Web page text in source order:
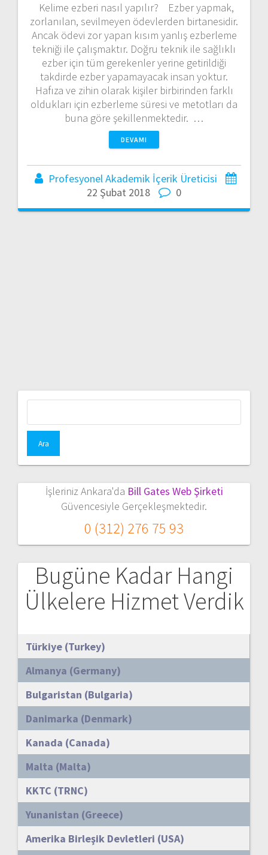
Kelime ezberi nasıl yapılır? Ezber yapmak,
zorlanılan, sevilmeyen ödevlerden birtanesidir.
Ancak ödevi zor yapan kısım yanlış ezberleme
tekniği ile çalışmaktır. Doğru teknik ile sağlıklı
ezber için tüm gerekenler yerine getirildiği
takdirde ezber yapamayacak insan yoktur.
Hafıza ve zihin olarak kişiler birbirinden farklı
oldukları için ezberleme süresi ve metotları da
buna göre şekillenmektedir. …
DEVAMI
Profesyonel Akademik İçerik Üreticisi
22 Şubat 2018
0
İşleriniz Ankara'da Bill Gates Web Şirketi
Güvencesiyle Gerçekleşmektedir.
0 (312) 276 75 93
Bugüne Kadar Hangi
Ülkelere Hizmet Verdik
Türkiye (Turkey)
Almanya (Germany)
Bulgaristan (Bulgaria)
Danimarka (Denmark)
Kanada (Canada)
Malta (Malta)
KKTC (TRNC)
Yunanistan (Greece)
Amerika Birleşik Devletleri (USA)